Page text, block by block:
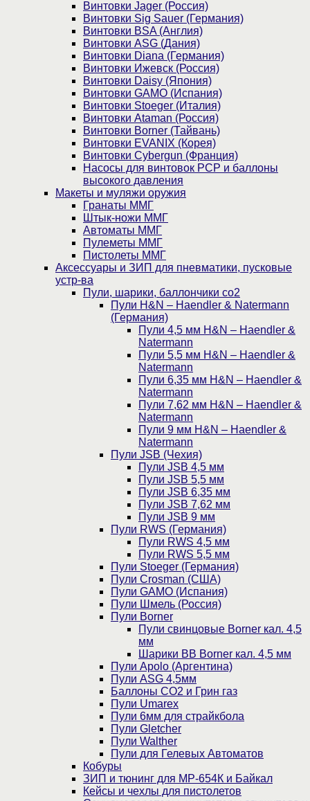
Винтовки Jager (Россия)
Винтовки Sig Sauer (Германия)
Винтовки BSA (Англия)
Винтовки ASG (Дания)
Винтовки Diana (Германия)
Винтовки Ижевск (Россия)
Винтовки Daisy (Япония)
Винтовки GAMO (Испания)
Винтовки Stoeger (Италия)
Винтовки Ataman (Россия)
Винтовки Borner (Тайвань)
Винтовки EVANIX (Корея)
Винтовки Cybergun (Франция)
Насосы для винтовок PCP и баллоны
высокого давления
Макеты и муляжи оружия
Гранаты ММГ
Штык-ножи ММГ
Автоматы ММГ
Пулеметы ММГ
Пистолеты ММГ
Аксессуары и ЗИП для пневматики, пусковые
устр-ва
Пули, шарики, баллончики со2
Пули H&N – Haendler & Natermann
(Германия)
Пули 4,5 мм H&N – Haendler &
Natermann
Пули 5,5 мм H&N – Haendler &
Natermann
Пули 6,35 мм H&N – Haendler &
Natermann
Пули 7,62 мм H&N – Haendler &
Natermann
Пули 9 мм H&N – Haendler &
Natermann
Пули JSB (Чехия)
Пули JSB 4,5 мм
Пули JSB 5,5 мм
Пули JSB 6,35 мм
Пули JSB 7,62 мм
Пули JSB 9 мм
Пули RWS (Германия)
Пули RWS 4,5 мм
Пули RWS 5,5 мм
Пули Stoeger (Германия)
Пули Crosman (США)
Пули GAMO (Испания)
Пули Шмель (Россия)
Пули Borner
Пули свинцовые Borner кал. 4,5
мм
Шарики BB Borner кал. 4,5 мм
Пули Apolo (Аргентина)
Пули ASG 4,5мм
Баллоны CO2 и Грин газ
Пули Umarex
Пули 6мм для страйкбола
Пули Gletcher
Пули Walther
Пули для Гелевых Автоматов
Кобуры
ЗИП и тюнинг для МР-654К и Байкал
Кейсы и чехлы для пистолетов